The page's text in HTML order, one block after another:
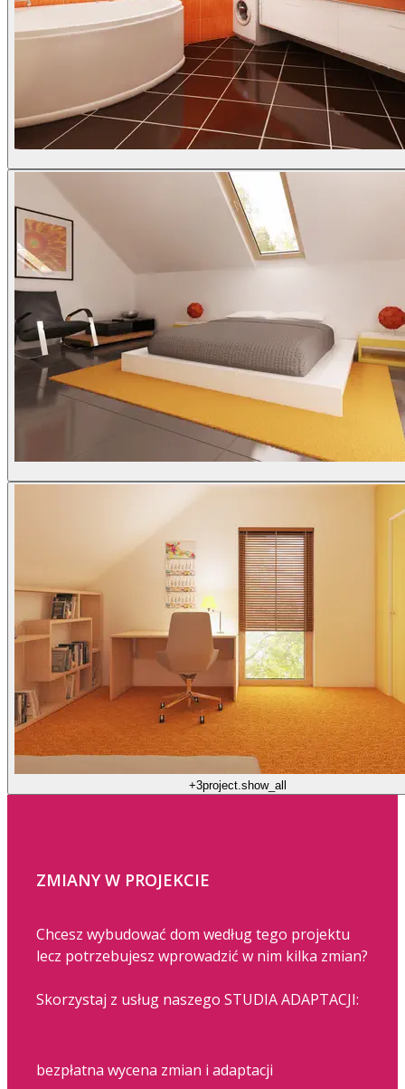
+3project.show_all
ZMIANY W PROJEKCIE
Chcesz wybudować dom według tego projektu
lecz potrzebujesz wprowadzić w nim kilka zmian?
Skorzystaj z usług naszego STUDIA ADAPTACJI:
bezpłatna wycena zmian i adaptacji